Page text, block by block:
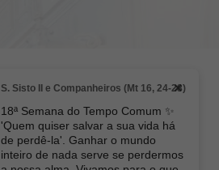
×
S. Sisto II e Companheiros (Mt 16, 24-28)
18ª Semana do Tempo Comum ✨
'Quem quiser salvar a sua vida há
de perdê-la'. Ganhar o mundo
inteiro de nada serve se perdermos